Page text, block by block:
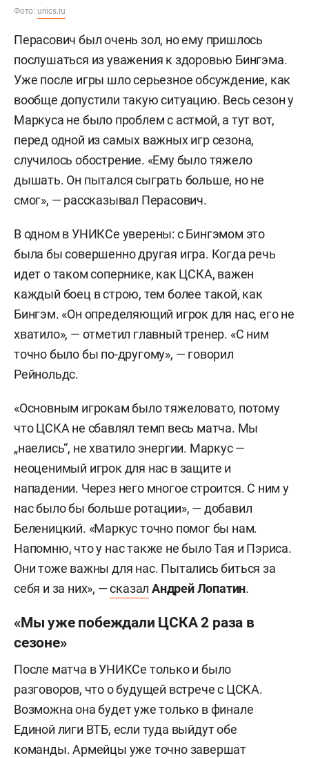
Фото: unics.ru
Перасович был очень зол, но ему пришлось
послушаться из уважения к здоровью Бингэма.
Уже после игры шло серьезное обсуждение, как
вообще допустили такую ситуацию. Весь сезон у
Маркуса не было проблем с астмой, а тут вот,
перед одной из самых важных игр сезона,
случилось обострение. «Ему было тяжело
дышать. Он пытался сыграть больше, но не
смог», — рассказывал Перасович.
В одном в УНИКСе уверены: с Бингэмом это
была бы совершенно другая игра. Когда речь
идет о таком сопернике, как ЦСКА, важен
каждый боец в строю, тем более такой, как
Бингэм. «Он определяющий игрок для нас, его не
хватило», — отметил главный тренер. «С ним
точно было бы по-другому», — говорил
Рейнольдс.
«Основным игрокам было тяжеловато, потому
что ЦСКА не сбавлял темп весь матча. Мы
„наелись“, не хватило энергии. Маркус —
неоценимый игрок для нас в защите и
нападении. Через него многое строится. С ним у
нас было бы больше ротации», — добавил
Беленицкий. «Маркус точно помог бы нам.
Напомню, что у нас также не было Тая и Пэриса.
Они тоже важны для нас. Пытались биться за
себя и за них», —сказал Андрей Лопатин.
«Мы уже побеждали ЦСКА 2 раза в
сезоне»
После матча в УНИКСе только и было
разговоров, что о будущей встрече с ЦСКА.
Возможна она будет уже только в финале
Единой лиги ВТБ, если туда выйдут обе
команды. Армейцы уже точно завершат